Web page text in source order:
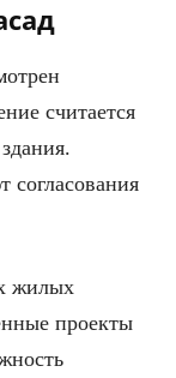
считается
согласования
жилых
проекты